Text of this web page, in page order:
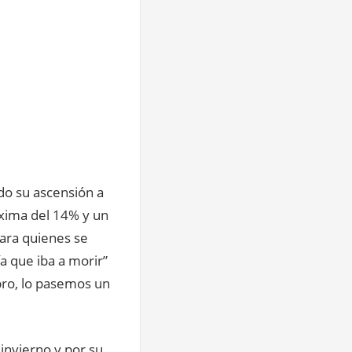
su ascensión a
del 14% y un
quienes se
que iba a morir”
lo pasemos un